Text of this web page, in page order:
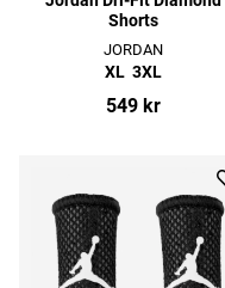
Shorts
JORDAN
XL 3XL
549 kr